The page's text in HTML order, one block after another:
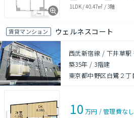
1LDK/40.47㎡ /3階
賃貸マンション ウェルネスコート
西武新宿線 / 下井草駅
築35年 / 3階建
東京都中野区白鷺２丁
10 万円 /管理費なし